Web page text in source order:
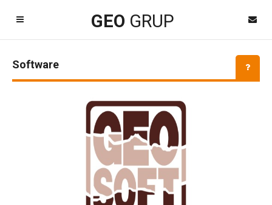
Kapat
Dil Seçimi
GEO GRUP
Software